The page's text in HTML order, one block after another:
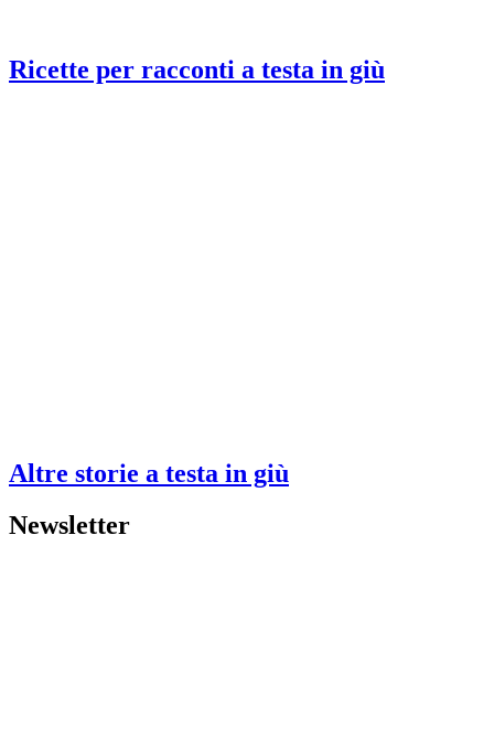
Ricette per racconti a testa in giù
Altre storie a testa in giù
Newsletter